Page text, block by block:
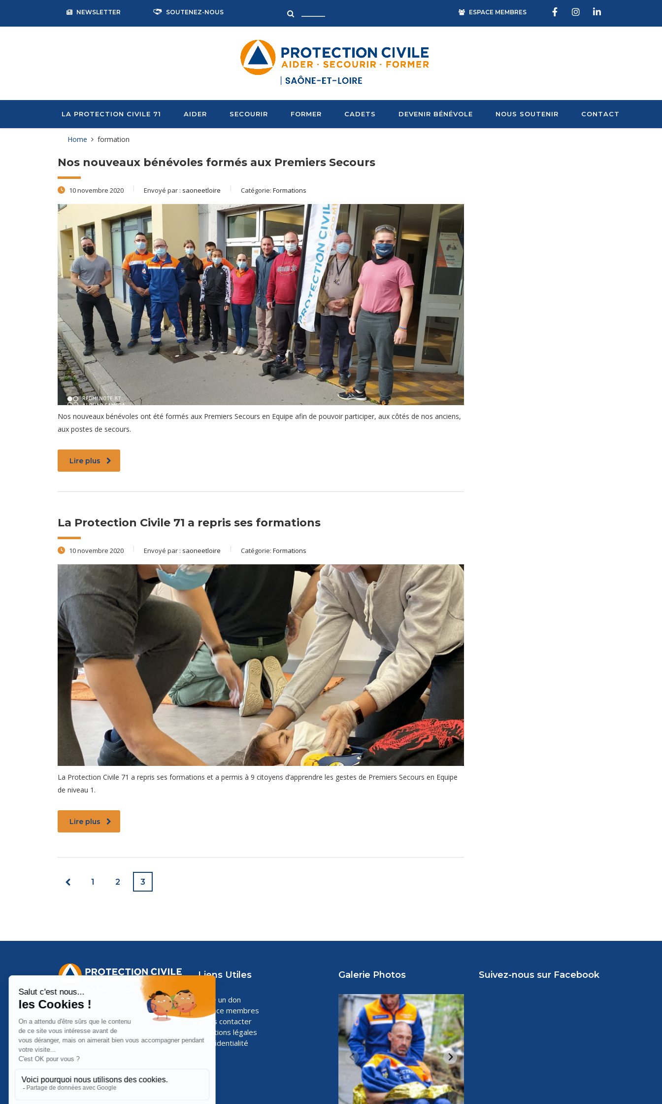
NEWSLETTER SOUTENEZ-NOUS ESPACE MEMBRES
LA PROTECTION CIVILE 71 AIDER SECOURIR FORMER CADETS DEVENIR BÉNÉVOLE NOUS SOUTENIR CONTACT
Home formation
Nos nouveaux bénévoles formés aux Premiers Secours
10 novembre 2020 Envoyé par : saoneetloire Catégorie: Formations
Nos nouveaux bénévoles ont été formés aux Premiers Secours en Equipe afin de pouvoir participer, aux côtés de nos anciens,
aux postes de secours.
Lire plus
La Protection Civile 71 a repris ses formations
10 novembre 2020 Envoyé par : saoneetloire Catégorie: Formations
La Protection Civile 71 a repris ses formations et a permis à 9 citoyens d’apprendre les gestes de Premiers Secours en Equipe
de niveau 1.
Lire plus
1 2 3
Liens Utiles
Faire un don
Espace membres
Nous contacter
Mentions légales
Confidentialité
Galerie Photos Suivez-nous sur Facebook